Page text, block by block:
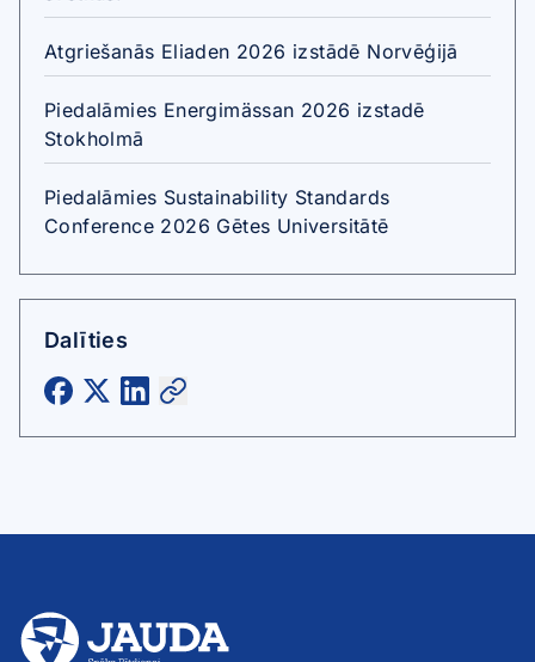
Atgriešanās Eliaden 2026 izstādē Norvēģijā
Piedalāmies Energimässan 2026 izstadē
Stokholmā
Piedalāmies Sustainability Standards
Conference 2026 Gētes Universitātē
Dalīties